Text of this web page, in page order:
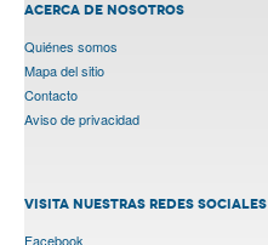
ACERCA DE NOSOTROS
Quiénes somos
Mapa del sitio
Contacto
Aviso de privacidad
VISITA NUESTRAS REDES SOCIALES
Facebook